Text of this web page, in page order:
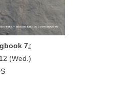
7』
(Wed.)